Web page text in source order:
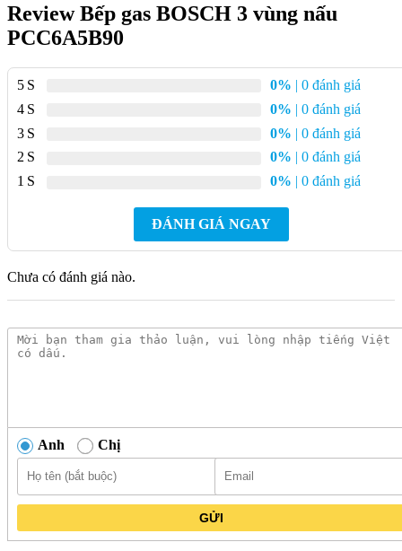
Tổng công suất
Điều khiển Núm vặn cơ học
Cấp độ điều chỉnh lửa 9 cấp độ (FlameSelect)
Chất liệu mặt bếp INOX cao cấp, chống gỉ
Gang đúc nguyên khối, thiết kế
liền nhau
Loại đầu đốt LPG (Gas hóa lỏng)
Tính năng an toàn Cảm biến ngắt gas tự động
Kích thước lắp đặt (hộc
560 – 562 x 480 – 492 x 45
Tính năng của bếp gas 3 vùng nấu
Review Bếp gas BOSCH 3 vùng nấu
PCC6A5B90
5 0% | 0 đánh giá
4
0% | 0 đánh giá
3
0% | 0 đánh giá
2
0% | 0 đánh giá
1
0% | 0 đánh giá
ĐÁNH GIÁ NGAY
Chưa có đánh giá nào.
Anh Chị
GỬI